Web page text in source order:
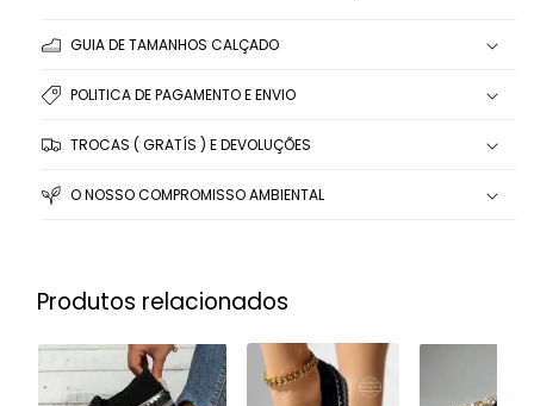
GUIA DE TAMANHOS CALÇADO
POLITICA DE PAGAMENTO E ENVIO
TROCAS ( GRATÍS ) E DEVOLUÇÕES
O NOSSO COMPROMISSO AMBIENTAL
Produtos relacionados